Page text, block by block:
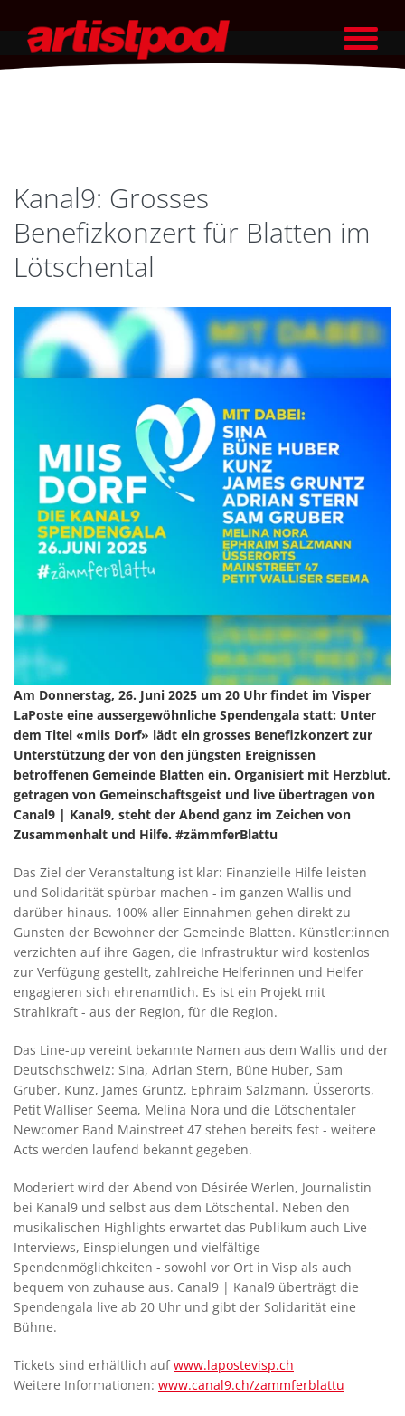
Kanal9: Grosses
Benefizkonzert für Blatten im
Lötschental
Am Donnerstag, 26. Juni 2025 um 20 Uhr findet im Visper
LaPoste eine aussergewöhnliche Spendengala statt: Unter
dem Titel «miis Dorf» lädt ein grosses Benefizkonzert zur
Unterstützung der von den jüngsten Ereignissen
betroffenen Gemeinde Blatten ein. Organisiert mit Herzblut,
getragen von Gemeinschaftsgeist und live übertragen von
Canal9 | Kanal9, steht der Abend ganz im Zeichen von
Zusammenhalt und Hilfe. #zämmferBlattu
Das Ziel der Veranstaltung ist klar: Finanzielle Hilfe leisten
und Solidarität spürbar machen - im ganzen Wallis und
darüber hinaus. 100% aller Einnahmen gehen direkt zu
Gunsten der Bewohner der Gemeinde Blatten. Künstler:innen
verzichten auf ihre Gagen, die Infrastruktur wird kostenlos
zur Verfügung gestellt, zahlreiche Helferinnen und Helfer
engagieren sich ehrenamtlich. Es ist ein Projekt mit
Strahlkraft - aus der Region, für die Region.
Das Line-up vereint bekannte Namen aus dem Wallis und der
Deutschschweiz: Sina, Adrian Stern, Büne Huber, Sam
Gruber, Kunz, James Gruntz, Ephraim Salzmann, Üsserorts,
Petit Walliser Seema, Melina Nora und die Lötschentaler
Newcomer Band Mainstreet 47 stehen bereits fest - weitere
Acts werden laufend bekannt gegeben.
Moderiert wird der Abend von Désirée Werlen, Journalistin
bei Kanal9 und selbst aus dem Lötschental. Neben den
musikalischen Highlights erwartet das Publikum auch Live-
Interviews, Einspielungen und vielfältige
Spendenmöglichkeiten - sowohl vor Ort in Visp als auch
bequem von zuhause aus. Canal9 | Kanal9 überträgt die
Spendengala live ab 20 Uhr und gibt der Solidarität eine
Bühne.
Tickets sind erhältlich aufwww.lapostevisp.ch
Weitere Informationen: www.canal9.ch/zammferblattu